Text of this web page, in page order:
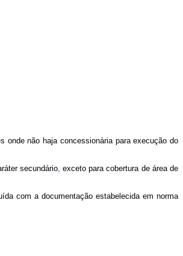
não haja concessionária para execução do
secundário, exceto para cobertura de área de
com a documentação estabelecida em norma